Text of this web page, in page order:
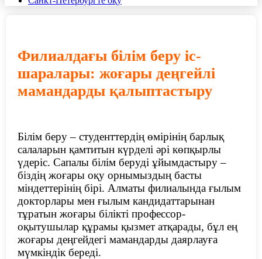
Филиалдағы білім беру іс-
шаралары: жоғары деңгейлі
мамандарды қалыптастыру
Білім беру – студенттердің өмірінің барлық
салаларын қамтитын күрделі әрі көпқырлы
үдеріс. Сапалы білім беруді ұйымдастыру –
біздің жоғары оқу орнымыздың басты
міндеттерінің бірі. Алматы филиалында ғылым
докторлары мен ғылым кандидаттарынан
тұратын жоғары білікті профессор-
оқытушылар құрамы қызмет атқарады, бұл ең
жоғары деңгейдегі мамандарды даярлауға
мүмкіндік береді.